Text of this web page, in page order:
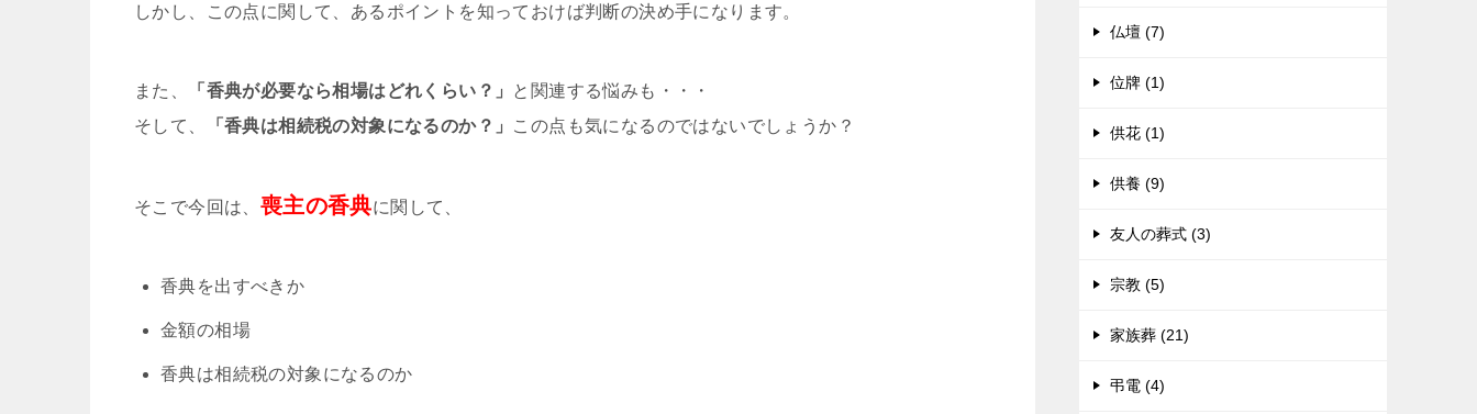
しかし、この点に関して、あるポイントを知っておけば判断の決め手になります。
また、 「香典が必要なら相場はどれくらい？」 と関連する悩みも・・・
そして、
「香典は相続税の対象になるのか？」 この点も気になるのではないでしょうか？
そこで今回は、 喪主の香典に関して、
香典を出すべきか
金額の相場
香典は相続税の対象になるのか
仏壇 (7)
位牌 (1)
供花 (1)
供養 (9)
友人の葬式 (3)
宗教 (5)
家族葬 (21)
弔電 (4)